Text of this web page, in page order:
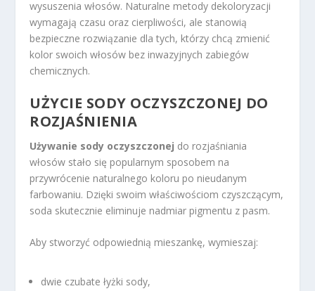
wysuszenia włosów. Naturalne metody dekoloryzacji
wymagają czasu oraz cierpliwości, ale stanowią
bezpieczne rozwiązanie dla tych, którzy chcą zmienić
kolor swoich włosów bez inwazyjnych zabiegów
chemicznych.
UŻYCIE SODY OCZYSZCZONEJ DO
ROZJAŚNIENIA
Używanie sody oczyszczonej do rozjaśniania
włosów stało się popularnym sposobem na
przywrócenie naturalnego koloru po nieudanym
farbowaniu. Dzięki swoim właściwościom czyszczącym,
soda skutecznie eliminuje nadmiar pigmentu z pasm.
Aby stworzyć odpowiednią mieszankę, wymieszaj:
dwie czubate łyżki sody,